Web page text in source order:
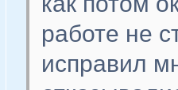
работе не
исправил